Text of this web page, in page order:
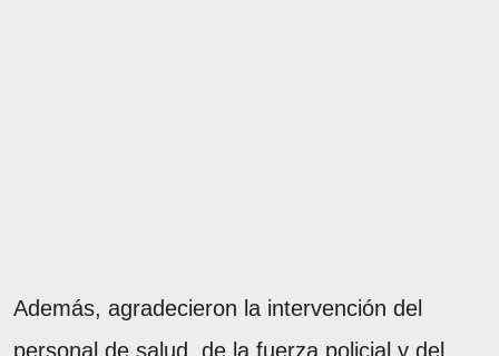
Además, agradecieron la intervención del
personal de salud, de la fuerza policial y del